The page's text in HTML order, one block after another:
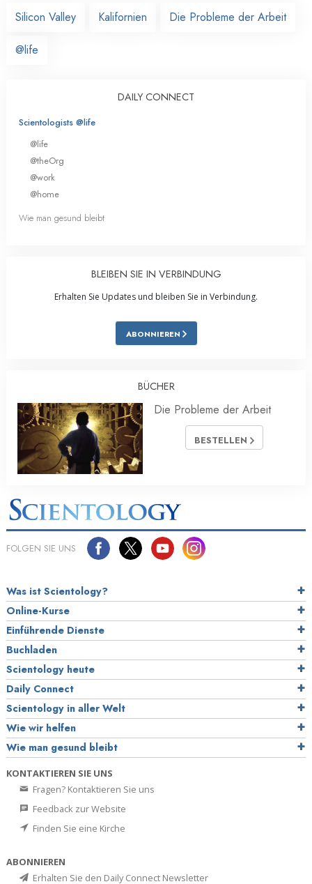
Silicon Valley
Kalifornien Die Probleme der Arbeit
@life
DAILY CONNECT
Scientologists @life
@life
@theOrg
@work
@home
Wie man gesund bleibt
BLEIBEN SIE IN VERBINDUNG
Erhalten Sie Updates und bleiben Sie in Verbindung.
ABONNIEREN
BÜCHER
Die Probleme der Arbeit
BESTELLEN
FOLGEN SIE UNS
Was ist Scientology?
Online-Kurse
Einführende Dienste
Buchladen
Scientology heute
Daily Connect
Scientology in aller Welt
Wie wir helfen
Wie man gesund bleibt
KONTAKTIEREN SIE UNS
Fragen? Kontaktieren Sie uns
Feedback zur Website
Finden Sie eine Kirche
ABONNIEREN
Erhalten Sie den Daily Connect Newsletter